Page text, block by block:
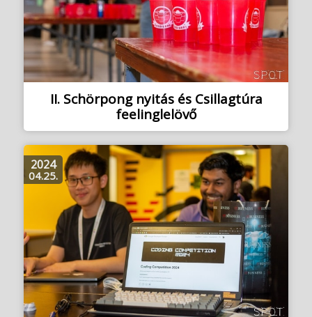
II. Schörpong nyitás és Csillagtúra
feelinglelövő
2024
04.25.